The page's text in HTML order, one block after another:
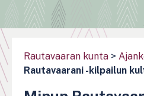
Rautavaaran kunta >
Rautavaarani -kilpailun